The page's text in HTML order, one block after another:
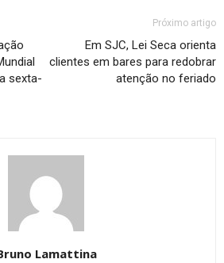
sexta-
Próximo artigo
Em SJC, Lei Seca orienta
clientes em bares para redobrar
atenção no feriado
Lamattina